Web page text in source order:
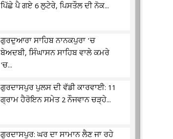
ਪਿੱਛੇ ਪੈ ਗਏ 6 ਲੁਟੇਰੇ, ਪਿਸਤੌਲ ਦੀ ਨੋਕ...
ਗੁਰਦੁਆਰਾ ਸਾਹਿਬ ਨਾਨਕਪੁਰਾ ’ਚ
ਬੇਅਦਬੀ, ਸਿੰਘਾਸਨ ਸਾਹਿਬ ਵਾਲੇ ਕਮਰੇ
'ਚ...
ਗੁਰਦਾਸਪੁਰ ਪੁਲਸ ਦੀ ਵੱਡੀ ਕਾਰਵਾਈ: 11
ਗ੍ਰਾਮ ਹੈਰੋਇਨ ਸਮੇਤ 2 ਨੌਜਵਾਨ ਚੜ੍ਹੇ...
ਗੁਰਦਾਸਪੁਰ: ਘਰ ਦਾ ਸਾਮਾਨ ਲੈਣ ਜਾ ਰਹੇ